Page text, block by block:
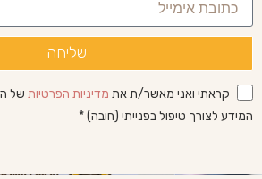
שליחה
קראתי ואני מאשר/ת את מדיניות הפרטיות של
המידע לצורך טיפול בפנייתי (חובה) *